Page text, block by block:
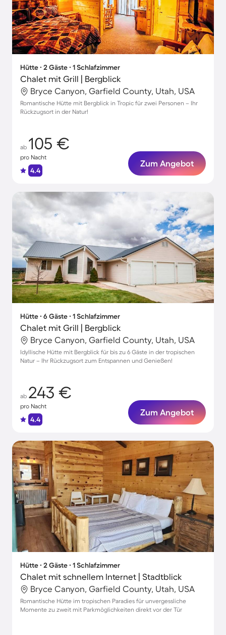
Hütte ∙ 2 Gäste ∙ 1 Schlafzimmer
Chalet mit Grill | Bergblick
Bryce Canyon, Garfield County, Utah, USA
Romantische Hütte mit Bergblick in Tropic für zwei Personen – Ihr
Rückzugsort in der Natur!
ab 105 €
pro Nacht
4.4
Zum Angebot
Hütte ∙ 6 Gäste ∙ 1 Schlafzimmer
Chalet mit Grill | Bergblick
Bryce Canyon, Garfield County, Utah, USA
Idyllische Hütte mit Bergblick für bis zu 6 Gäste in der tropischen
Natur – Ihr Rückzugsort zum Entspannen und Genießen!
ab 243 €
pro Nacht
4.4
Zum Angebot
Hütte ∙ 2 Gäste ∙ 1 Schlafzimmer
Chalet mit schnellem Internet | Stadtblick
Bryce Canyon, Garfield County, Utah, USA
Romantische Hütte im tropischen Paradies für unvergessliche
Momente zu zweit mit Parkmöglichkeiten direkt vor der Tür